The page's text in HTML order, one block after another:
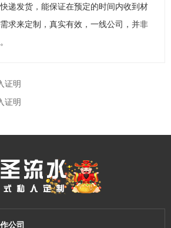
递发货，能保证在预定的时间内收到材
求来定制，真实有效，一线公司，并非
证明
证明
公司